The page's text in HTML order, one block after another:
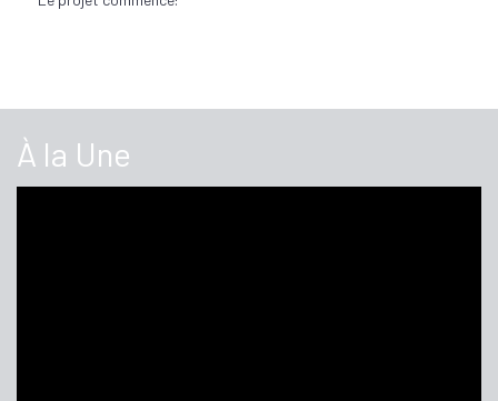
À la Une